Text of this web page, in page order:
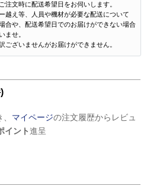
注文時に配送希望日をお伺いします。
越え等、人員や機材が必要な配送について
合や、配送希望日でのお届けができない場合
ませ。
ございませんがお届けができません。
マイページの注文履歴からレビュ
イント進呈